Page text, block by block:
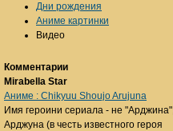
Дни рождения
Аниме картинки
Видео
Комментарии
Mirabella Star
Аниме : Chikyuu Shoujo Arujuna
Имя героини сериала - не
Арджуна (в честь известного героя